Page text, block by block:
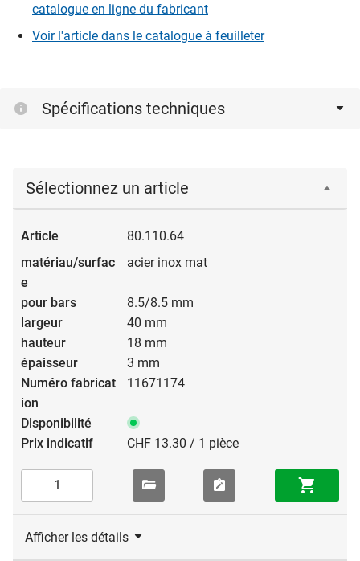
catalogue en ligne du fabricant
Voir l'article dans le catalogue à feuilleter
Spécifications techniques
Sélectionnez un article
80.110.64
acier inox mat
8.5/8.5 mm
40 mm
18 mm
3 mm
11671174
CHF 13.30 / 1 pièce
Afficher les détails